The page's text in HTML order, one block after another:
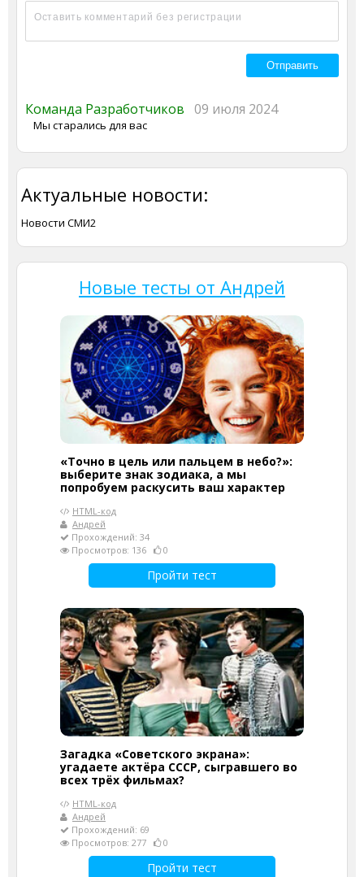
Команда Разработчиков 09 июля 2024
Мы старались для вас
Актуальные новости:
Новости СМИ2
Новые тесты от Андрей
«Точно в цель или пальцем в небо?»:
выберите знак зодиака, а мы
попробуем раскусить ваш характер
HTML-код
Андрей
Прохождений: 34
Просмотров: 136
0
Пройти тест
Загадка «Советского экрана»:
угадаете актёра СССР, сыгравшего во
всех трёх фильмах?
HTML-код
Андрей
Прохождений: 69
Просмотров: 277
0
Пройти тест